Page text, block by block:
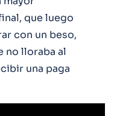
que luego
con un beso,
no lloraba al
una paga